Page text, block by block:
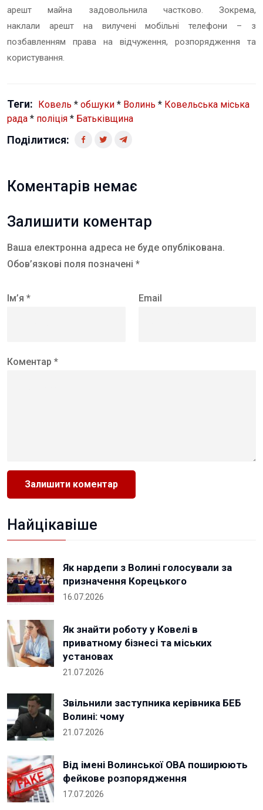
арешт майна задовольнила частково. Зокрема,
наклали арешт на вилучені мобільні телефони – з
позбавленням права на відчуження, розпорядження та
користування.
Теги: Ковель * обшуки * Волинь * Ковельська міська
рада * поліція * Батьківщина
Поділитися:
Коментарів немає
Залишити коментар
Ваша електронна адреса не буде опублікована.
Обов’язкові поля позначені *
Ім’я * Email
Коментар *
Найцікавіше
Як нардепи з Волині голосували за
призначення Корецького
16.07.2026
Як знайти роботу у Ковелі в
приватному бізнесі та міських
установах
21.07.2026
Звільнили заступника керівника БЕБ
Волині: чому
21.07.2026
Від імені Волинської ОВА поширюють
фейкове розпорядження
17.07.2026